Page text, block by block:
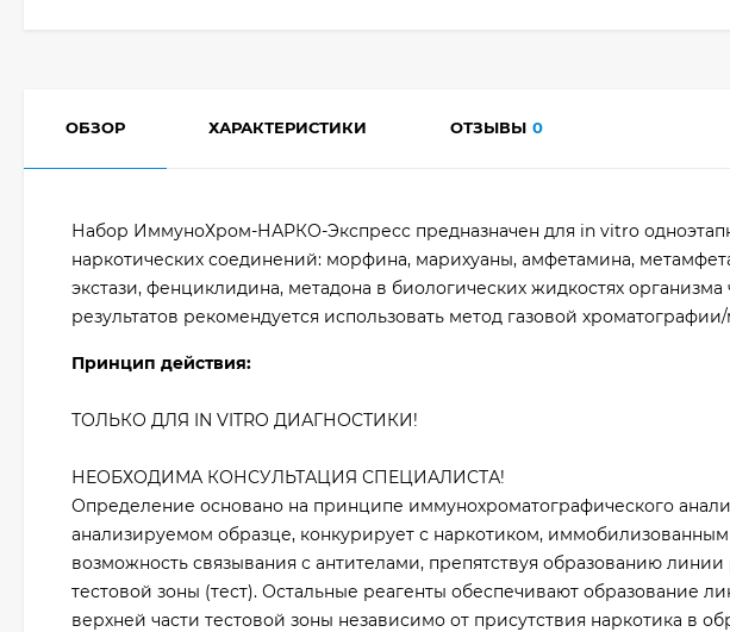
ОБЗОР ХАРАКТЕРИСТИКИ ОТЗЫВЫ 0
Набор ИммуноХром-НАРКО-Экспресс предназначен для in vitro
наркотических соединений: морфина, марихуаны, амфетамина,
экстази, фенциклидина, метадона в биологических жидкостях
результатов рекомендуется использовать метод газовой
Принцип действия:
ТОЛЬКО ДЛЯ IN VITRO ДИАГНОСТИКИ!
НЕОБХОДИМА КОНСУЛЬТАЦИЯ СПЕЦИАЛИСТА!
Определение основано на принципе иммунохроматографического
анализируемом образце, конкурирует с наркотиком,
возможность связывания с антителами, препятствуя образованию
тестовой зоны (тест). Остальные реагенты обеспечивают образование
верхней части тестовой зоны независимо от присутствия наркотика в